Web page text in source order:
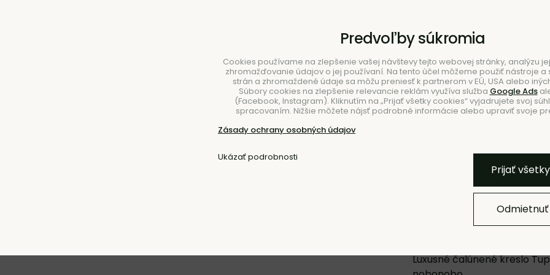
STOLOVANIE
S podrúčkami
Kreslo Tupak
Luxusné čalúnené kreslo
Pridať k
Predvoľby súkromia
Cookies používame na zlepšenie vašej návštevy tejto webovej stránky, analýzu
zhromažďovanie údajov o jej používaní. Na tento účel môžeme použiť nástroje a
strán a zhromaždené údaje sa môžu preniesť k partnerom v EÚ, USA alebo
Súbory cookies na zlepšenie relevancie reklám využíva služba Google Ads
(Facebook, Instagram). Kliknutím na „Prijať všetky cookies“ vyjadrujete svoj
spracovaním. Nižšie môžete nájsť podrobné informácie alebo upraviť svoje
Zásady ochrany osobných údajov
Ukázať podrobnosti
Prijať